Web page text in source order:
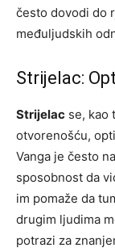
često dovodi do
međuljudskih
Strijelac:
Strijelac se, kao
otvorenošću,
Vanga je često
sposobnost da
im pomaže da
drugim ljudima
potrazi za